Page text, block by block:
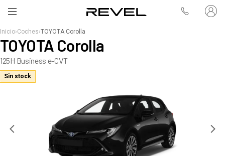
Inicio›Coches›TOYOTA Corolla
TOYOTA Corolla
125H Business e-CVT
Sin stock